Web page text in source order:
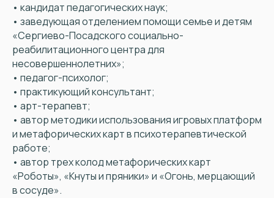
• кандидат педагогических наук;
• заведующая отделением помощи семье и детям
«Сергиево-Посадского социально-
реабилитационного центра для
несовершеннолетних»;
• педагог-психолог;
• практикующий консультант;
• арт-терапевт;
• автор методики использования игровых платформ
и метафорических карт в психотерапевтической
работе;
• автор трех колод метафорических карт
«Роботы», «Кнуты и пряники» и «Огонь, мерцающий
в сосуде».